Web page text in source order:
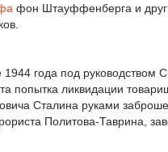
фон Штауффенберга и
1944 года под руководством
попытка ликвидации
Сталина руками
Политова-Таврина,